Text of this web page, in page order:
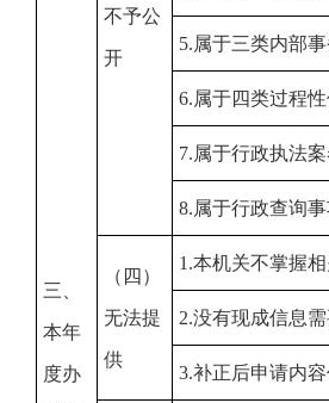
三、
本年
度办
不予公
开
5.属于三类内部
6.属于四类过程性
7.属于行政执法
8.属于行政查询
（四）
无法提
供
1.本机关不掌握
2.没有现成信息
3.补正后申请内